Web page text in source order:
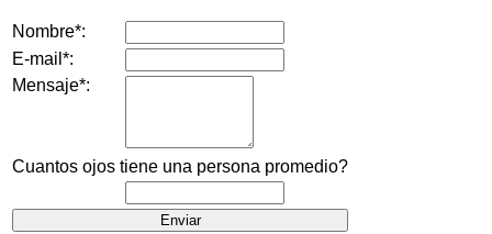
Nombre*:
E-mail*:
Mensaje*:
Cuantos ojos tiene una persona promedio?